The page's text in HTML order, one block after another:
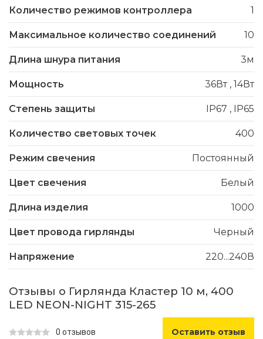
Количество режимов контроллера 1
Максимальное количество соединений 10
Длина шнура питания 3м
Мощность 36Вт, 14Вт
Степень защиты IP67 , IP65
Количество световых точек 400
Режим свечения Постоянный
Цвет свечения Белый
Длина изделия 1000
Цвет провода гирлянды Черный
Напряжение 220...240В
Отзывы о Гирлянда Кластер 10 м, 400
LED NEON-NIGHT 315-265
0 отзывов Оставить отзыв